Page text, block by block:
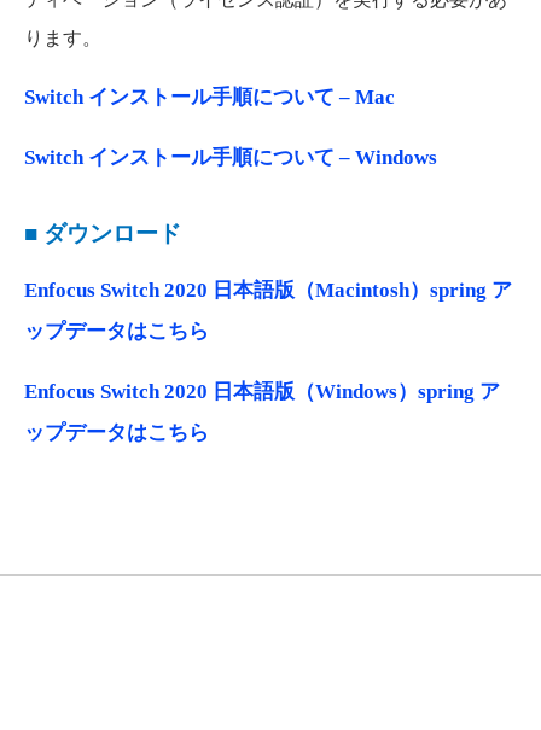
ります。
Switch インストール手順について – Mac
Switch インストール手順について – Windows
■ ダウンロード
Enfocus Switch 2020 日本語版（Macintosh）spring ア
ップデータはこちら
Enfocus Switch 2020 日本語版（Windows）spring ア
ップデータはこちら